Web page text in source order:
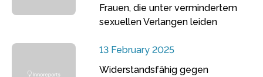
Frauen, die unter vermindertem
sexuellen Verlangen leiden
13 February 2025
Widerstandsfähig gegen